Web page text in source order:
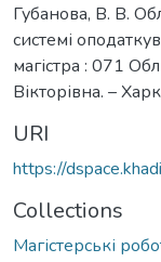
Губанова, В. В.
системі
магістра : 071
Вікторівна. –
URI
https://
Collections
Магістерські